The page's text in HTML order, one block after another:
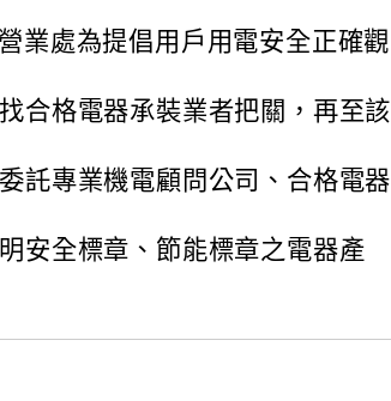
業處為提倡用戶用電安全正確觀
合格電器承裝業者把關，再至該
託專業機電顧問公司、合格電器
安全標章、節能標章之電器產